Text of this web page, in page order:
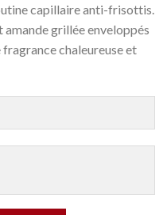
capillaire anti-frisottis.
grillée enveloppés
fragrance chaleureuse et